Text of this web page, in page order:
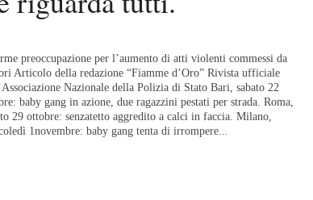
preoccupazione per l’aumento di atti violenti commessi da
Articolo della redazione “Fiamme d’Oro” Rivista ufficiale
Nazionale della Polizia di Stato Bari, sabato 22
baby gang in azione, due ragazzini pestati per strada. Roma,
29 ottobre: senzatetto aggredito a calci in faccia. Milano,
1novembre: baby gang tenta di irrompere...